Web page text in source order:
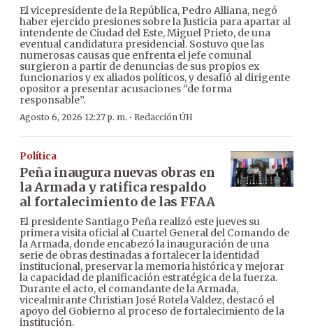
El vicepresidente de la República, Pedro Alliana, negó
haber ejercido presiones sobre la Justicia para apartar al
intendente de Ciudad del Este, Miguel Prieto, de una
eventual candidatura presidencial. Sostuvo que las
numerosas causas que enfrenta el jefe comunal
surgieron a partir de denuncias de sus propios ex
funcionarios y ex aliados políticos, y desafió al dirigente
opositor a presentar acusaciones “de forma
responsable”.
Agosto 6, 2026 12:27 p. m. · Redacción ÚH
Política
Peña inaugura nuevas obras en
la Armada y ratifica respaldo
al fortalecimiento de las FFAA
El presidente Santiago Peña realizó este jueves su
primera visita oficial al Cuartel General del Comando de
la Armada, donde encabezó la inauguración de una
serie de obras destinadas a fortalecer la identidad
institucional, preservar la memoria histórica y mejorar
la capacidad de planificación estratégica de la fuerza.
Durante el acto, el comandante de la Armada,
vicealmirante Christian José Rotela Valdez, destacó el
apoyo del Gobierno al proceso de fortalecimiento de la
institución.